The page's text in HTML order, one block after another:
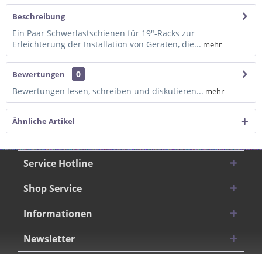
Beschreibung
Ein Paar Schwerlastschienen für 19"-Racks zur
Erleichterung der Installation von Geräten, die... mehr
Bewertungen
0
Bewertungen lesen, schreiben und diskutieren... mehr
Ähnliche Artikel
Service Hotline
Shop Service
Informationen
Newsletter